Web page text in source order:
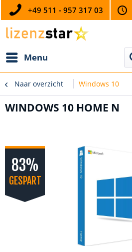
+49 511 - 957 317 03
Menu
Naar overzicht Windows 10
WINDOWS 10 HOME N
83%
GESPART